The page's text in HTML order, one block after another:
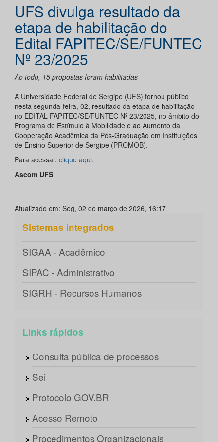
UFS divulga resultado da
etapa de habilitação do
Edital FAPITEC/SE/FUNTEC
Nº 23/2025
Ao todo, 15 propostas foram habilitadas
A Universidade Federal de Sergipe (UFS) tornou público
nesta segunda-feira, 02, resultado da etapa de habilitação
no EDITAL FAPITEC/SE/FUNTEC Nº 23/2025, no âmbito do
Programa de Estímulo à Mobilidade e ao Aumento da
Cooperação Acadêmica da Pós-Graduação em Instituições
de Ensino Superior de Sergipe (PROMOB).
Para acessar, clique aqui.
Ascom UFS
Atualizado em: Seg, 02 de março de 2026, 16:17
Sistemas integrados
SIGAA - Acadêmico
SIPAC - Administrativo
SIGRH - Recursos Humanos
Links rápidos
Consulta pública de processos
Sei
Protocolo GOV.BR
Acesso Remoto
Procedimentos Organizacionais